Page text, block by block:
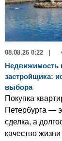
08.08.26 0:22
Недвижимость
застройщика:
выбора
Покупка
Петербурга —
сделка, а
качество жизни